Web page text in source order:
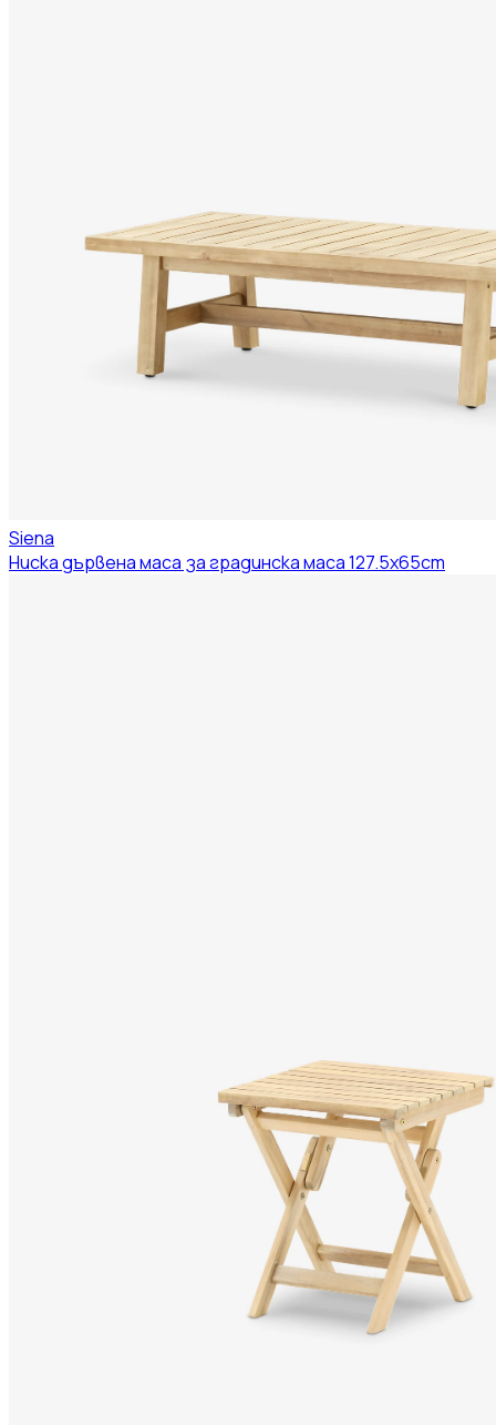
Siena
Ниска дървена маса за градинска маса 127.5x65cm